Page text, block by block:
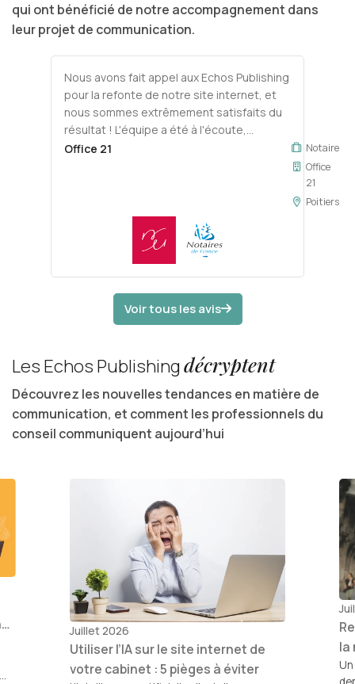
qui ont bénéficié de notre accompagnement dans
leur projet de communication.
Nous avons fait appel aux Echos Publishing
pour la refonte de notre site internet, et
nous sommes extrêmement satisfaits du
résultat ! L'équipe a été à l'écoute,
réactive et professionnelle tout au long du
travail réalisé et pour l'accompagnement
personnalisé. Nous recommandons
Office 21
Notaire
Office
21
Poitiers
Voir tous les avis
Les Echos Publishingdécryptent
Découvrez les nouvelles tendances en matière de
communication, et comment les professionnels du
conseil communiquent aujourd’hui
Juillet 2026
Utiliser l’IA sur le site internet de
votre cabinet : 5 pièges à éviter
la